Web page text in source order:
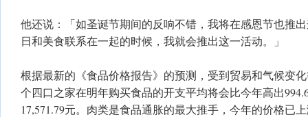
他还说：「如圣诞节期间的反响不错，我将在感恩节也推
日和美食联系在一起的时候，我就会推出这一活动。」
根据最新的《食品价格报告》的预测，受到贸易和气候变
个四口之家在明年购买食品的开支平均将会比今年高出
17,571.79元。肉类是食品通胀的最大推手，今年的价格已